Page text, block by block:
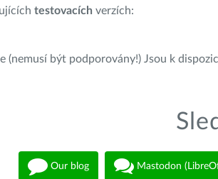
testovacích verzích:
(nemusí být podporovány!) Jsou k
Our blog Mastodon